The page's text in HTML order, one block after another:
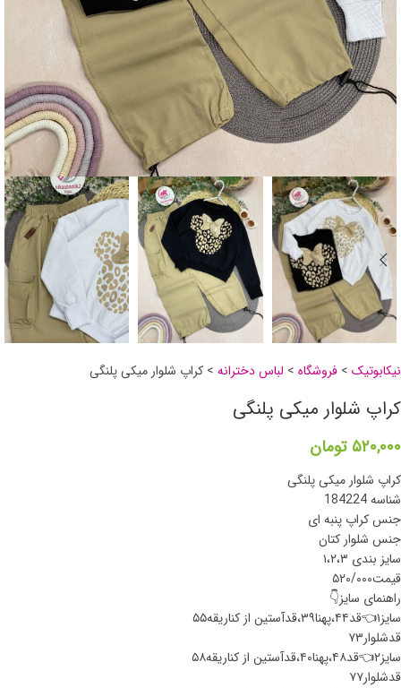
نیکابوتیک > فروشگاه > لباس دخترانه > کراپ شلوار میکی پلنگی
کراپ شلوار میکی پلنگی
۵۲۰,۰۰۰ تومان
کراپ شلوار میکی پلنگی
شناسه 184224
جنس کراپ پنبه ای
جنس شلوار کتان
سایز بندی ۱،۲،۳
قیمت۵۲۰/۰۰۰
راهنمای سایز👇
سایز۱👈قد۴۴،پهنا۳۹،قدآستین از کناریقه۵۵
قد‌شلوار۷۳
سایز۲👈قد۴۸،پهنا۴۰،قدآستین از کناریقه۵۸
قد‌شلوار۷۷